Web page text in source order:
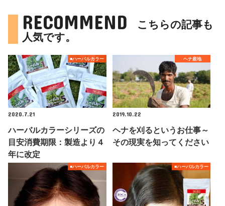
RECOMMEND
こちらの記事も
人気です。
■ハーバルカラー
2020.7.21
ハーバルカラーシリーズの
目安消費期限：製造より４
年に改定
ヘナ産地
2019.10.22
ヘナを刈るというお仕事～
その現実を知ってください
■ハーバルカラー ■ハーバルカラー